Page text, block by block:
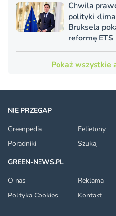
Chwila
polityki
Bruksela
reformę ETS
Pokaż wszystkie
NIE PRZEGAP
Greenpedia
Felietony
Poradniki
Szukaj
GREEN-NEWS.PL
O nas
Reklama
Polityka Cookies
Kontakt